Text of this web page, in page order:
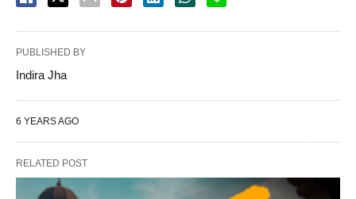
PUBLISHED BY
Indira Jha
6 YEARS AGO
RELATED POST